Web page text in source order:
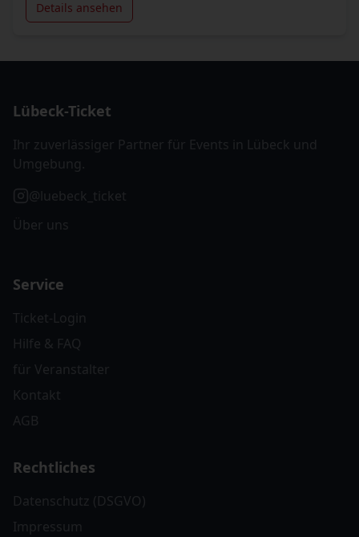
Details ansehen
Lübeck-Ticket
Ihr zuverlässiger Partner für Events in Lübeck und
Umgebung.
@luebeck_ticket
Über uns
Service
Ticket-Login
Hilfe & FAQ
für Veranstalter
Kontakt
AGB
Rechtliches
Datenschutz (DSGVO)
Impressum